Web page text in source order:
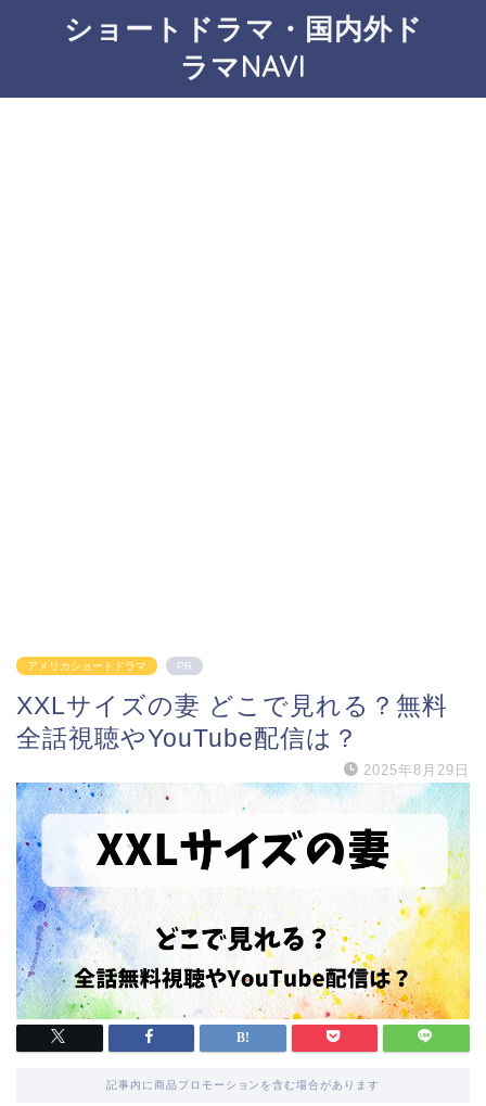
ショートドラマ・国内外ド
ラマNAVI
アメリカショートドラマ PR
XXLサイズの妻 どこで見れる？無料
全話視聴やYouTube配信は？
2025年8月29日
記事内に商品プロモーションを含む場合があります